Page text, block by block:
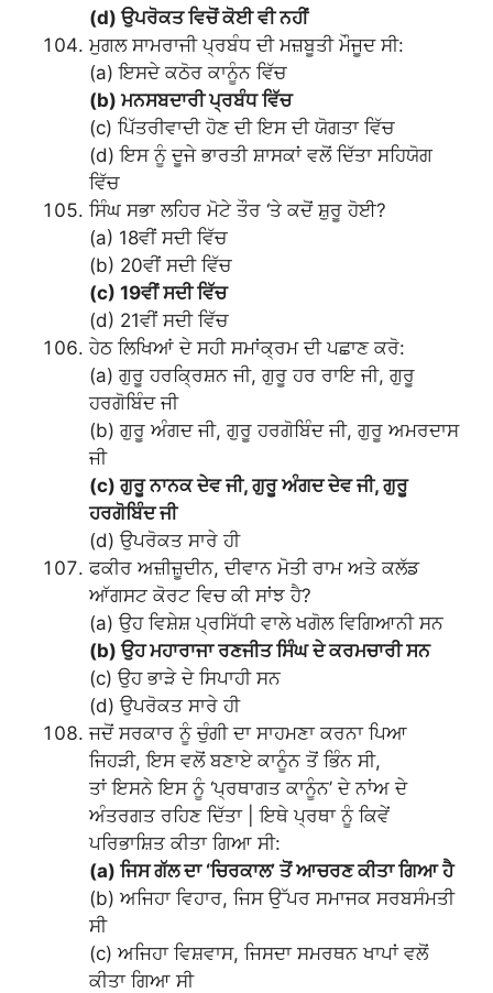
(d) ਉਪਰੋਕਤ ਵਿਚੋਂ ਕੋਈ ਵੀ ਨਹੀਂ
ਮੁਗਲ ਸਾਮਰਾਜੀ ਪ੍ਰਬੰਧ ਦੀ ਮਜ਼ਬੂਤੀ ਮੌਜੂਦ ਸੀ:
(a) ਇਸਦੇ ਕਠੋਰ ਕਾਨੂੰਨ ਵਿੱਚ
(b) ਮਨਸਬਦਾਰੀ ਪ੍ਰਬੰਧ ਵਿੱਚ
(c) ਪਿੱਤਰੀਵਾਦੀ ਹੋਣ ਦੀ ਇਸ ਦੀ ਯੋਗਤਾ ਵਿੱਚ
(d) ਇਸ ਨੂੰ ਦੂਜੇ ਭਾਰਤੀ ਸ਼ਾਸਕਾਂ ਵਲੋਂ ਦਿੱਤਾ ਸਹਿਯੋਗ
ਵਿੱਚ
ਸਿੰਘ ਸਭਾ ਲਹਿਰ ਮੋਟੇ ਤੌਰ ‘ਤੇ ਕਦੋਂ ਸ਼ੁਰੂ ਹੋਈ?
(a) 18ਵੀਂ ਸਦੀ ਵਿੱਚ
(b) 20ਵੀਂ ਸਦੀ ਵਿੱਚ
(c) 19ਵੀਂ ਸਦੀ ਵਿੱਚ
(d) 21ਵੀਂ ਸਦੀ ਵਿੱਚ
ਹੇਠ ਲਿਖਿਆਂ ਦੇ ਸਹੀ ਸਮਾਂਕ੍ਰਮ ਦੀ ਪਛਾਣ ਕਰੋ:
(a) ਗੁਰੂ ਹਰਕ੍ਰਿਸ਼ਨ ਜੀ, ਗੁਰੂ ਹਰ ਰਾਇ ਜੀ, ਗੁਰੂ
ਹਰਗੋਬਿੰਦ ਜੀ
(b) ਗੁਰੂ ਅੰਗਦ ਜੀ, ਗੁਰੂ ਹਰਗੋਬਿੰਦ ਜੀ, ਗੁਰੂ ਅਮਰਦਾਸ
ਜੀ
(c) ਗੁਰੂ ਨਾਨਕ ਦੇਵ ਜੀ, ਗੁਰੂ ਅੰਗਦ ਦੇਵ ਜੀ, ਗੁਰੂ
ਹਰਗੋਬਿੰਦ ਜੀ
(d) ਉਪਰੋਕਤ ਸਾਰੇ ਹੀ
ਫਕੀਰ ਅਜ਼ੀਜ਼ੂਦੀਨ, ਦੀਵਾਨ ਮੋਤੀ ਰਾਮ ਅਤੇ ਕਲੱਡ
ਆੱਗਸਟ ਕੋਰਟ ਵਿਚ ਕੀ ਸਾਂਝ ਹੈ?
(a) ਉਹ ਵਿਸ਼ੇਸ਼ ਪ੍ਰਸਿੱਧੀ ਵਾਲੇ ਖਗੋਲ ਵਿਗਿਆਨੀ ਸਨ
(b) ਉਹ ਮਹਾਰਾਜਾ ਰਣਜੀਤ ਸਿੰਘ ਦੇ ਕਰਮਚਾਰੀ ਸਨ
(c) ਉਹ ਭਾੜੇ ਦੇ ਸਿਪਾਹੀ ਸਨ
(d) ਉਪਰੋਕਤ ਸਾਰੇ ਹੀ
ਜਦੋਂ ਸਰਕਾਰ ਨੂੰ ਚੁੰਗੀ ਦਾ ਸਾਹਮਣਾ ਕਰਨਾ ਪਿਆ
ਜਿਹੜੀ, ਇਸ ਵਲੋਂ ਬਣਾਏ ਕਾਨੂੰਨ ਤੋਂ ਭਿੰਨ ਸੀ,
ਤਾਂ ਇਸਨੇ ਇਸ ਨੂੰ ‘ਪ੍ਰਥਾਗਤ ਕਾਨੂੰਨ’ ਦੇ ਨਾਂਅ ਦੇ
ਅੰਤਰਗਤ ਰਹਿਣ ਦਿੱਤਾ | ਇਥੇ ਪ੍ਰਥਾ ਨੂੰ ਕਿਵੇਂ
ਪਰਿਭਾਸ਼ਿਤ ਕੀਤਾ ਗਿਆ ਸੀ:
(a) ਜਿਸ ਗੱਲ ਦਾ ‘ਚਿਰਕਾਲ’ ਤੋਂ ਆਚਰਣ ਕੀਤਾ ਗਿਆ ਹੈ
(b) ਅਜਿਹਾ ਵਿਹਾਰ, ਜਿਸ ਉੱਪਰ ਸਮਾਜਕ ਸਰਬਸੰਮਤੀ
ਸੀ
(c) ਅਜਿਹਾ ਵਿਸ਼ਵਾਸ, ਜਿਸਦਾ ਸਮਰਥਨ ਖਾਪਾਂ ਵਲੋਂ
ਕੀਤਾ ਗਿਆ ਸੀ